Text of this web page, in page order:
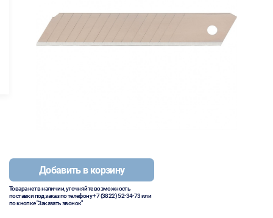
Добавить в корзину
Товара нет в наличии, уточняйте возможность
поставки под заказ по телефону+7 (3822) 52-34-73или
по кнопке "Заказать звонок"